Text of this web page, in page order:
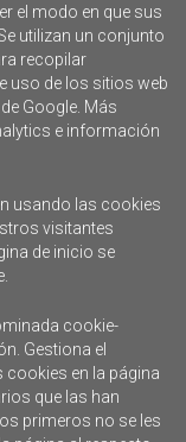
el modo en que sus
utilizan un conjunto
recopilar
uso de los sitios web
Google. Más
e información
usando las cookies
visitantes
de inicio se
cookie-
Gestiona el
cookies en la página
que las han
primeros no se les